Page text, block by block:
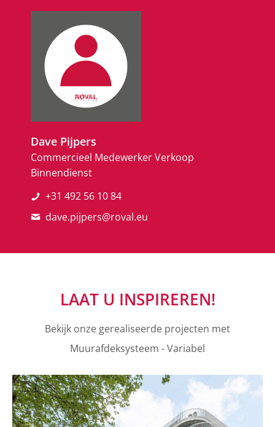
Dave Pijpers
Commercieel Medewerker Verkoop
Binnendienst
+31 492 56 10 84
dave.pijpers@roval.eu
LAAT U INSPIREREN!
Bekijk onze gerealiseerde projecten met
Muurafdeksysteem - Variabel